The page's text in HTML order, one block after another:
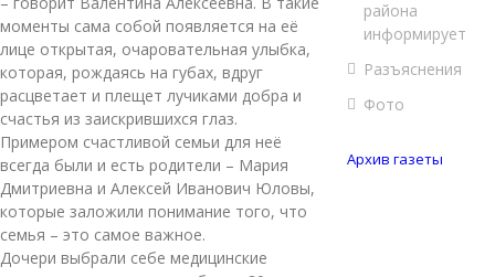
моменты сама собой появляется на её
лице открытая, очаровательная улыбка,
которая, рождаясь на губах, вдруг
расцветает и плещет лучиками добра и
счастья из заискрившихся глаз.
Примером счастливой семьи для неё
всегда были и есть родители – Мария
Дмитриевна и Алексей Иванович Юловы,
которые заложили понимание того, что
семья – это самое важное.
Дочери выбрали себе медицинские
района
информирует
Разъяснения
Фото
Архив газеты